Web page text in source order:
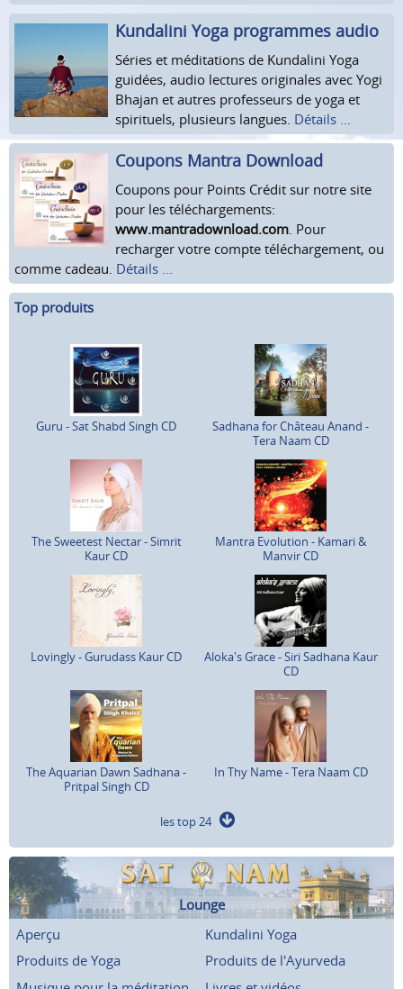
Kundalini Yoga programmes audio
Séries et méditations de Kundalini Yoga
guidées, audio lectures originales avec Yogi
Bhajan et autres professeurs de yoga et
spirituels, plusieurs langues. Détails ...
Coupons Mantra Download
Coupons pour Points Crédit sur notre site
pour les téléchargements:
www.mantradownload.com . Pour
recharger votre compte téléchargement, ou
comme cadeau. Détails ...
Top produits
Guru - Sat Shabd Singh CD
Sadhana for Château Anand -
Tera Naam CD
The Sweetest Nectar - Simrit
Kaur CD
Mantra Evolution - Kamari &
Manvir CD
Lovingly - Gurudass Kaur CD
Aloka's Grace - Siri Sadhana Kaur
CD
The Aquarian Dawn Sadhana -
Pritpal Singh CD
In Thy Name - Tera Naam CD
les top 24
Lounge
Aperçu
Kundalini Yoga
Produits de Yoga
Produits de l'Ayurveda